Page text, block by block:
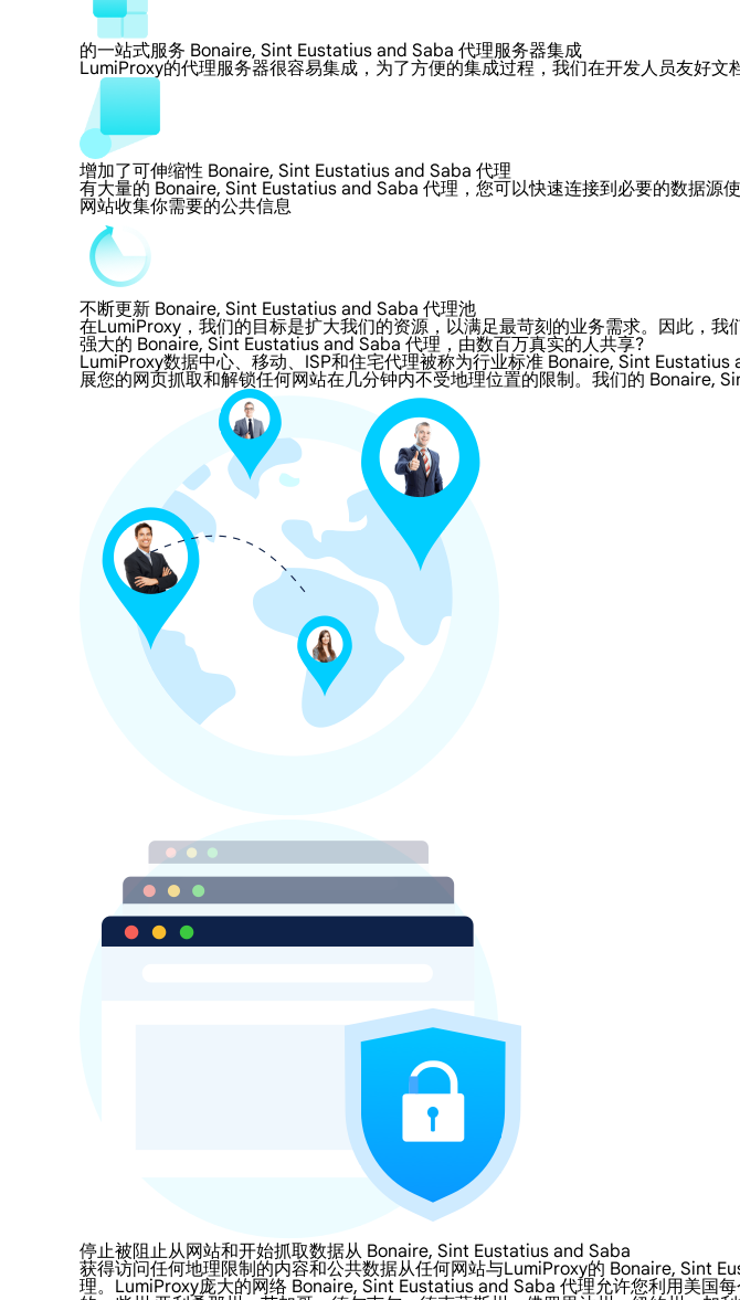
的一站式服务 Bonaire, Sint Eustatius and Saba 代理服务器集成
LumiProxy的代理服务器很容易集成，为了方便的集成过程，我们在开发人员友好
增加了可伸缩性 Bonaire, Sint Eustatius and Saba 代理
有大量的 Bonaire, Sint Eustatius and Saba 代理，您可以快速连接到必要的数据
网站收集你需要的公共信息
不断更新 Bonaire, Sint Eustatius and Saba 代理池
在LumiProxy，我们的目标是扩大我们的资源，以满足最苛刻的业务需求。因此，
强大的 Bonaire, Sint Eustatius and Saba 代理，由数百万真实的人共享?
LumiProxy数据中心、移动、ISP和住宅代理被称为行业标准 Bonaire, Sint
展您的网页抓取和解锁任何网站在几分钟内不受地理位置的限制。我们的 Bonaire,
停止被阻止从网站和开始抓取数据从 Bonaire, Sint Eustatius and Saba
获得访问任何地理限制的内容和公共数据从任何网站与LumiProxy的 Bonaire, Sint
理。LumiProxy庞大的网络 Bonaire, Sint Eustatius and Saba 代理允许您利用美国